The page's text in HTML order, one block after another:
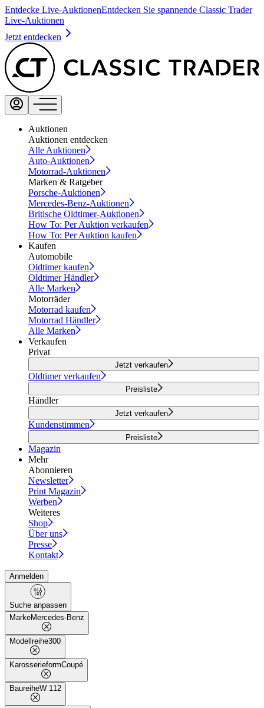
Entdecke Live-AuktionenEntdecken Sie spannende Classic Trader
Live-Auktionen
Jetzt entdecken
Auktionen
Auktionen entdecken
Alle Auktionen
Auto-Auktionen
Motorrad-Auktionen
Marken & Ratgeber
Porsche-Auktionen
Mercedes-Benz-Auktionen
Britische Oldtimer-Auktionen
How To: Per Auktion verkaufen
How To: Per Auktion kaufen
Kaufen
Automobile
Oldtimer kaufen
Oldtimer Händler
Alle Marken
Motorräder
Motorrad kaufen
Motorrad Händler
Alle Marken
Verkaufen
Privat
Jetzt verkaufen
Oldtimer verkaufen
Preisliste
Händler
Jetzt verkaufen
Kundenstimmen
Preisliste
Magazin
Mehr
Abonnieren
Newsletter
Print Magazin
Werben
Weiteres
Shop
Über uns
Presse
Kontakt
Anmelden
Suche anpassen
MarkeMercedes-Benz
Modellreihe300
KarosserieformCoupé
BaureiheW 112